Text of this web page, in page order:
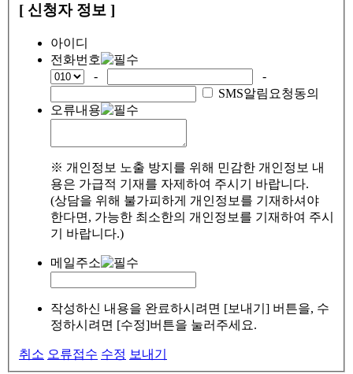
[ 신청자 정보 ]
아이디
전화번호
-
-
SMS알림요청동의
오류내용
※ 개인정보 노출 방지를 위해 민감한 개인정보 내
용은 가급적 기재를 자제하여 주시기 바랍니다.
(상담을 위해 불가피하게 개인정보를 기재하셔야
한다면, 가능한 최소한의 개인정보를 기재하여 주시
기 바랍니다.)
메일주소
작성하신 내용을 완료하시려면 [보내기] 버튼을, 수
정하시려면 [수정]버튼을 눌러주세요.
취소 오류접수 수정 보내기